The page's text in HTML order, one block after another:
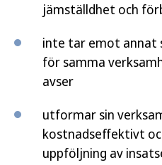
jämställdhet och
inte tar emot annat
för samma
avser
utformar sin
kostnadseffektivt
uppföljning av